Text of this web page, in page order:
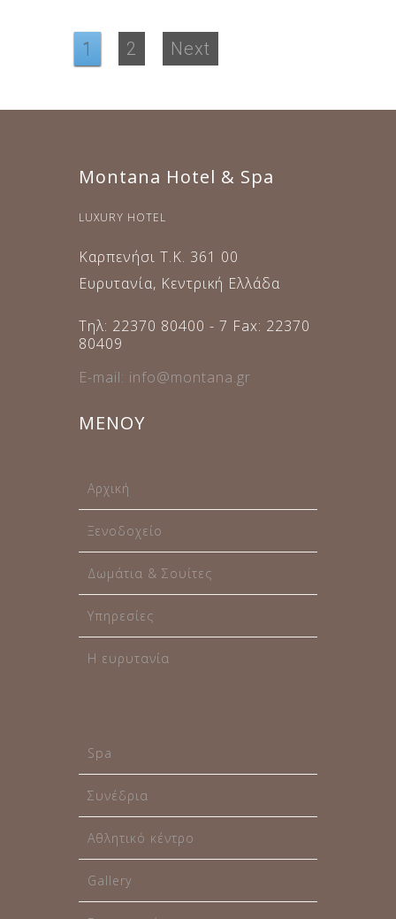
άρθρων
Page
1 Page
2 Next
Montana Hotel & Spa
LUXURY HOTEL
Καρπενήσι Τ.Κ. 361 00
Ευρυτανία, Κεντρική Ελλάδα
Τηλ: 22370 80400 - 7 Fax: 22370
80409
E-mail: info@montana.gr
ΜΕΝΟΥ
Αρχική
Ξενοδοχείο
Δωμάτια & Σουίτες
Υπηρεσίες
Η ευρυτανία
Spa
Συνέδρια
Αθλητικό κέντρο
Gallery